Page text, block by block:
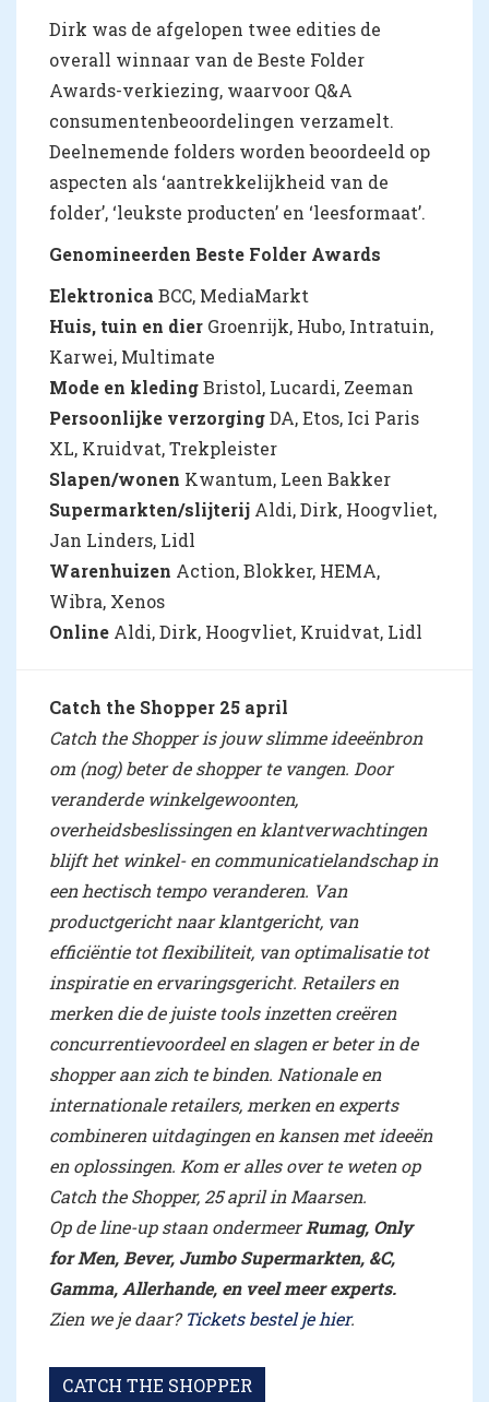
Dirk was de afgelopen twee edities de
overall winnaar van de Beste Folder
Awards-verkiezing, waarvoor Q&A
consumentenbeoordelingen verzamelt.
Deelnemende folders worden beoordeeld op
aspecten als ‘aantrekkelijkheid van de
folder’, ‘leukste producten’ en ‘leesformaat’.
Genomineerden Beste Folder Awards
Elektronica BCC, MediaMarkt
Huis, tuin en dier Groenrijk, Hubo, Intratuin,
Karwei, Multimate
Mode en kledingBristol, Lucardi, Zeeman
Persoonlijke verzorgingDA, Etos, Ici Paris
XL, Kruidvat, Trekpleister
Slapen/wonen Kwantum, Leen Bakker
Supermarkten/slijterij Aldi, Dirk, Hoogvliet,
Jan Linders, Lidl
Warenhuizen Action, Blokker, HEMA,
Wibra, Xenos
Online Aldi, Dirk, Hoogvliet, Kruidvat, Lidl
Catch the Shopper 25 april
Catch the Shopper is jouw slimme ideeënbron
om (nog) beter de shopper te vangen. Door
veranderde winkelgewoonten,
overheidsbeslissingen en klantverwachtingen
blijft het winkel- en communicatielandschap in
een hectisch tempo veranderen. Van
productgericht naar klantgericht, van
efficiëntie tot flexibiliteit, van optimalisatie tot
inspiratie en ervaringsgericht. Retailers en
merken die de juiste tools inzetten creëren
concurrentievoordeel en slagen er beter in de
shopper aan zich te binden. Nationale en
internationale retailers, merken en experts
combineren uitdagingen en kansen met ideeën
en oplossingen. Kom er alles over te weten op
Catch the Shopper, 25 april in Maarsen.
Op de line-up staan ondermeerRumag, Only
for Men, Bever, Jumbo Supermarkten, &C,
Gamma, Allerhande, en veel meer experts.
Zien we je daar?Tickets bestel je hier.
CATCH THE SHOPPER